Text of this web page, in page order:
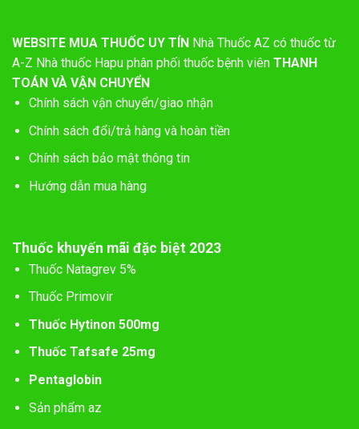
WEBSITE MUA THUỐC UY TÍN Nhà Thuốc AZ có thuốc từ
A-Z Nhà thuốc Hapu phân phối thuốc bệnh viên THANH
TOÁN VÀ VẬN CHUYỂN
Chính sách vận chuyển/giao nhận
Chính sách đổi/trả hàng và hoàn tiền
Chính sách bảo mật thông tin
Hướng dẫn mua hàng
Thuốc khuyến mãi đặc biệt 2023
Thuốc Natagrev 5%
Thuốc Primovir
Thuốc Hytinon 500mg
Thuốc Tafsafe 25mg
Pentaglobin
Sản phẩm az